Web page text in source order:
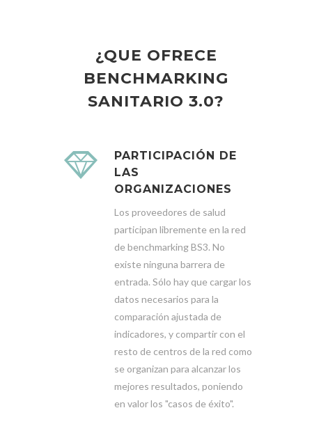
¿QUE OFRECE
BENCHMARKING
SANITARIO 3.0?
PARTICIPACIÓN DE
LAS
ORGANIZACIONES
Los proveedores de salud
participan libremente en la red
de benchmarking BS3. No
existe ninguna barrera de
entrada. Sólo hay que cargar los
datos necesarios para la
comparación ajustada de
indicadores, y compartir con el
resto de centros de la red como
se organizan para alcanzar los
mejores resultados, poniendo
en valor los "casos de éxito".